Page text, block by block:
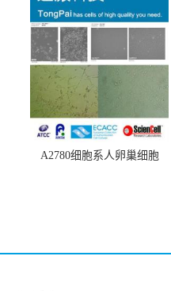
A2780细胞系人卵巢细胞